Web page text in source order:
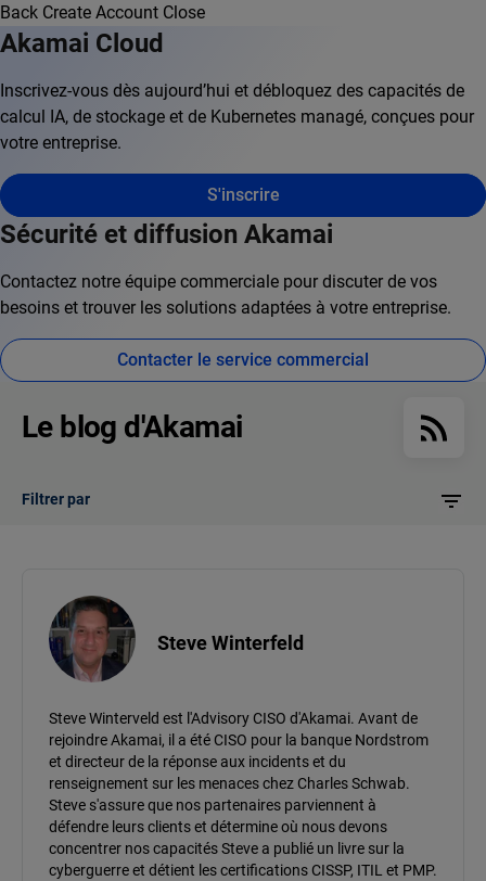
Back Create Account Close
Akamai Cloud
Inscrivez-vous dès aujourd’hui et débloquez des capacités de
calcul IA, de stockage et de Kubernetes managé, conçues pour
votre entreprise.
S'inscrire
Sécurité et diffusion Akamai
Contactez notre équipe commerciale pour discuter de vos
besoins et trouver les solutions adaptées à votre entreprise.
Contacter le service commercial
Le blog d'Akamai
Filtrer par
Steve Winterfeld
Steve Winterveld est l'Advisory CISO d'Akamai. Avant de
rejoindre Akamai, il a été CISO pour la banque Nordstrom
et directeur de la réponse aux incidents et du
renseignement sur les menaces chez Charles Schwab.
Steve s'assure que nos partenaires parviennent à
défendre leurs clients et détermine où nous devons
concentrer nos capacités Steve a publié un livre sur la
cyberguerre et détient les certifications CISSP, ITIL et PMP.